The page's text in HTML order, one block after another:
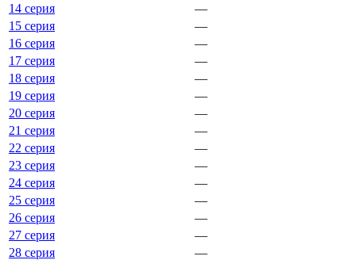
14 серия
—
15 серия
—
16 серия
—
17 серия
—
18 серия
—
19 серия
—
20 серия
—
21 серия
—
22 серия
—
23 серия
—
24 серия
—
25 серия
—
26 серия
—
27 серия
—
28 серия
—